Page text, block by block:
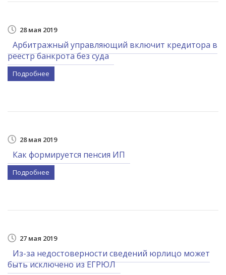
28 мая 2019
Арбитражный управляющий включит кредитора в
реестр банкрота без суда
Подробнее
28 мая 2019
Как формируется пенсия ИП
Подробнее
27 мая 2019
Из-за недостоверности сведений юрлицо может
быть исключено из ЕГРЮЛ